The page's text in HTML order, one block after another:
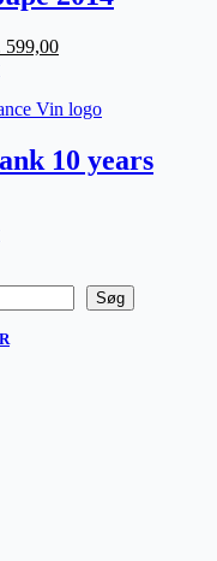
599,00Den
er:
10 years
Søg